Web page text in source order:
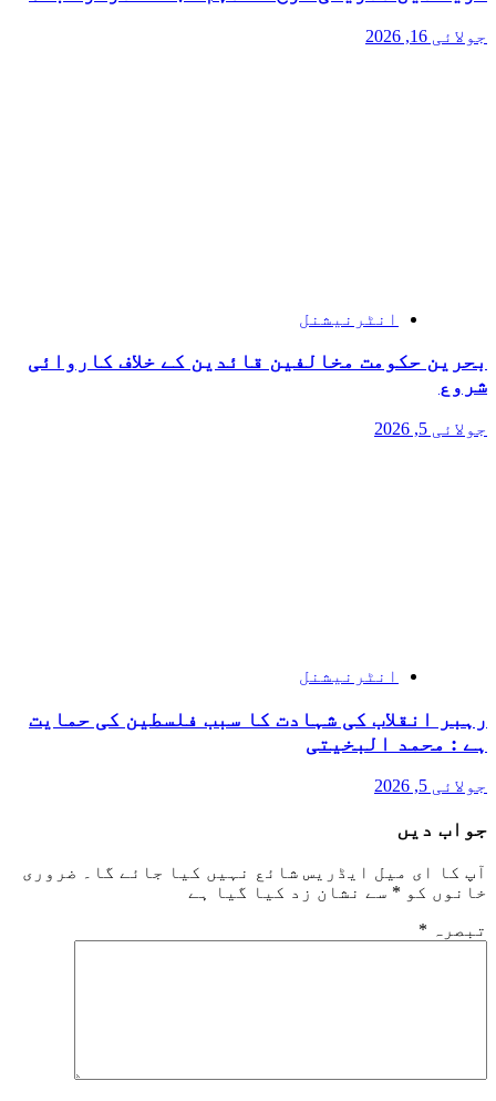
جولائی 16, 2026
انٹرنیشنل
بحرین حکومت مخالفین قائدین کے خلاف کاروائی
شروع
جولائی 5, 2026
انٹرنیشنل
رہبر انقلاب کی شہادت کا سبب فلسطین کی حمایت
ہے : محمد البخیتی
جولائی 5, 2026
جواب دیں
آپ کا ای میل ایڈریس شائع نہیں کیا جائے گا۔
ضروری
خانوں کو * سے نشان زد کیا گیا ہے
تبصرہ *